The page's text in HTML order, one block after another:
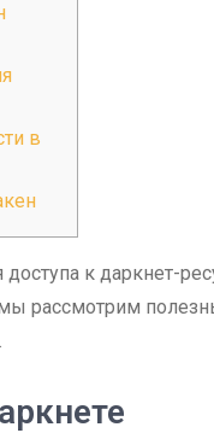
в
к даркнет-
рассмотрим